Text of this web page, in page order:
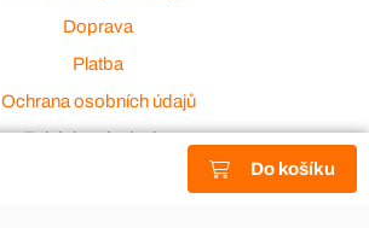
Do košíku
Doprava
Platba
Ochrana osobních údajů
Zakázková výroba